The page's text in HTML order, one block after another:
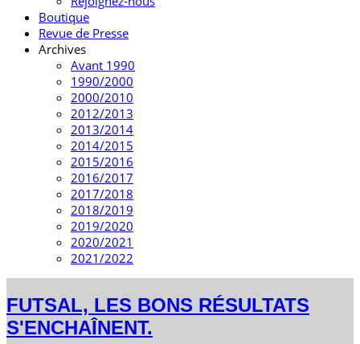
Boutique
Revue de Presse
Archives
Avant 1990
1990/2000
2000/2010
2012/2013
2013/2014
2014/2015
2015/2016
2016/2017
2017/2018
2018/2019
2019/2020
2020/2021
2021/2022
FUTSAL, LES BONS RÉSULTATS
S'ENCHAÎNENT.